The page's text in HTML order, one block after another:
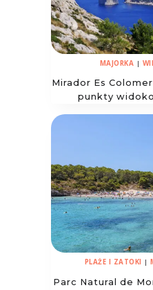
MAJORKA |
Mirador Es
punkty
PLAŻE I ZATOKI |
Parc Natural de